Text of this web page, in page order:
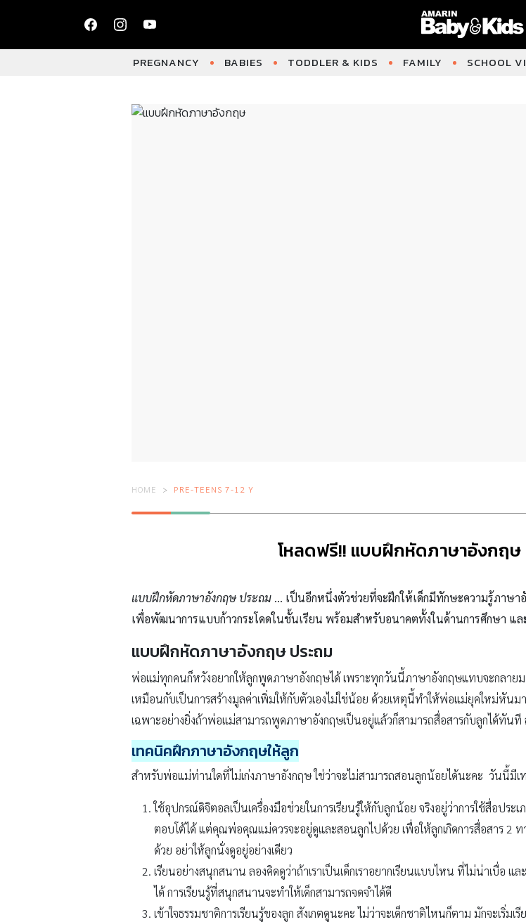
PREGNANCY BABIES TODDLER & KIDS FAMILY SCHOOL
HOME PRE-TEENS 7-12 Y
โหลดฟรี!! แบบฝึกหัดภาษาอังกฤษ
แบบฝึกหัดภาษาอังกฤษ ประถม … เป็นอีกหนึ่งตัวช่วยที่จะฝึกให้เด็กมีทักษะความรู้ภาษา
เพื่อพัฒนาการแบบก้าวกระโดดในชั้นเรียน พร้อมสำหรับอนาคตทั้งในด้านการศึกษา แล
แบบฝึกหัดภาษาอังกฤษ ประถม
พ่อแม่ทุกคนก็หวังอยากให้ลูกพูดภาษาอังกฤษได้ เพราะทุกวันนี้ภาษาอังกฤษแทบจะกลาย
เหมือนกับเป็นการสร้างมูลค่าเพิ่มให้กับตัวเองไม่ใช่น้อย ด้วยเหตุนี้ทำให้พ่อแม่ยุคใหม่หัน
เฉพาะอย่างยิ่งถ้าพ่อแม่สามารถพูดภาษาอังกฤษเป็นอยู่แล้วก็สามารถสื่อสารกับลูกได้ทันที
เทคนิคฝึกภาษาอังกฤษให้ลูก
สำหรับพ่อแม่ท่านใดที่ไม่เก่งภาษาอังกฤษ ใช่ว่าจะไม่สามารถสอนลูกน้อยได้นะคะ วันนี้
ใช้อุปกรณ์ดิจิตอลเป็นเครื่องมือช่วยในการเรียนรู้ให้กับลูกน้อย จริงอยู่ว่าการใช้สื่อประ
ตอบโต้ได้ แต่คุณพ่อคุณแม่ควรจะอยู่ดูและสอนลูกไปด้วย เพื่อให้ลูกเกิดการสื่อสาร 2
ด้วย อย่าให้ลูกนั่งดูอยู่อย่างเดียว
เรียนอย่างสนุกสนาน ลองคิดดูว่าถ้าเราเป็นเด็กเราอยากเรียนแบบไหน ที่ไม่น่าเบื่อ
ได้ การเรียนรู้ที่สนุกสนานจะทำให้เด็กสามารถจดจำได้ดี
เข้าใจธรรมชาติการเรียนรู้ของลูก สังเกตดูนะคะ ไม่ว่าจะเด็กชาติไหนก็ตาม มักจะเริ่ม